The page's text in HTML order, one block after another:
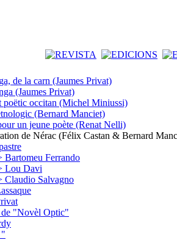
de la carn (Jaumes Privat)
(Jaumes Privat)
poëtic occitan (Michel Miniussi)
(Bernard Manciet)
un jeune poète (Renat Nelli)
de Nérac (Félix Castan & Bernard
Bartomeu Ferrando
Lou Davi
Claudio Salvagno
de "Novèl Optic"
"